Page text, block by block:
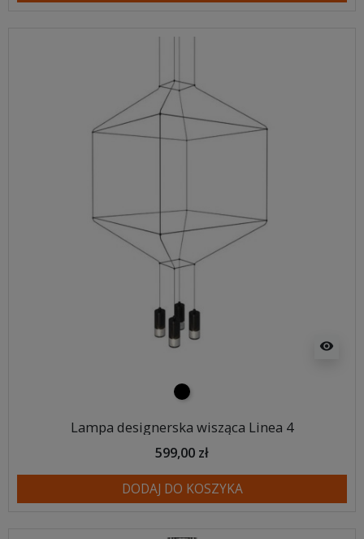
visibility
czarny
Lampa designerska wisząca Linea 4
599,00 zł
DODAJ DO KOSZYKA